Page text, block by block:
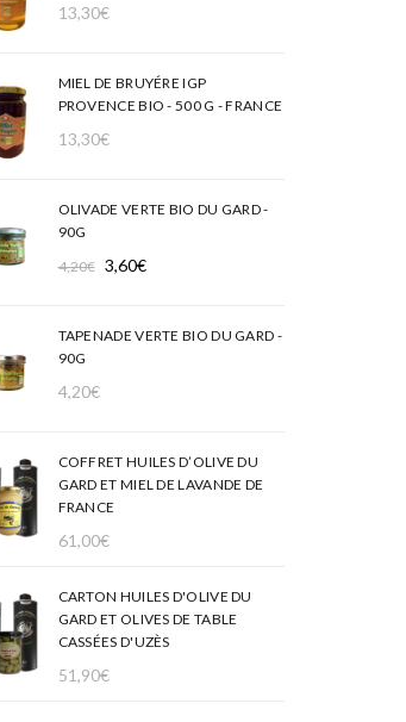
13,30€
MIEL DE BRUYÉRE IGP
PROVENCE BIO - 500 G - FRANCE
13,30€
OLIVADE VERTE BIO DU GARD -
90G
4,20€ Le
était :
3,60€
est :
TAPENADE VERTE BIO DU GARD -
90G
4,20€
COFFRET HUILES D’OLIVE DU
GARD ET MIEL DE LAVANDE DE
FRANCE
61,00€
CARTON HUILES D'OLIVE DU
GARD ET OLIVES DE TABLE
CASSÉES D'UZÈS
51,90€